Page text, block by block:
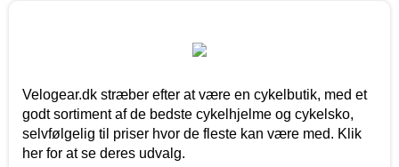
Velogear.dk stræber efter at være en cykelbutik, med et
godt sortiment af de bedste cykelhjelme og cykelsko,
selvfølgelig til priser hvor de fleste kan være med. Klik
her for at se deres udvalg.